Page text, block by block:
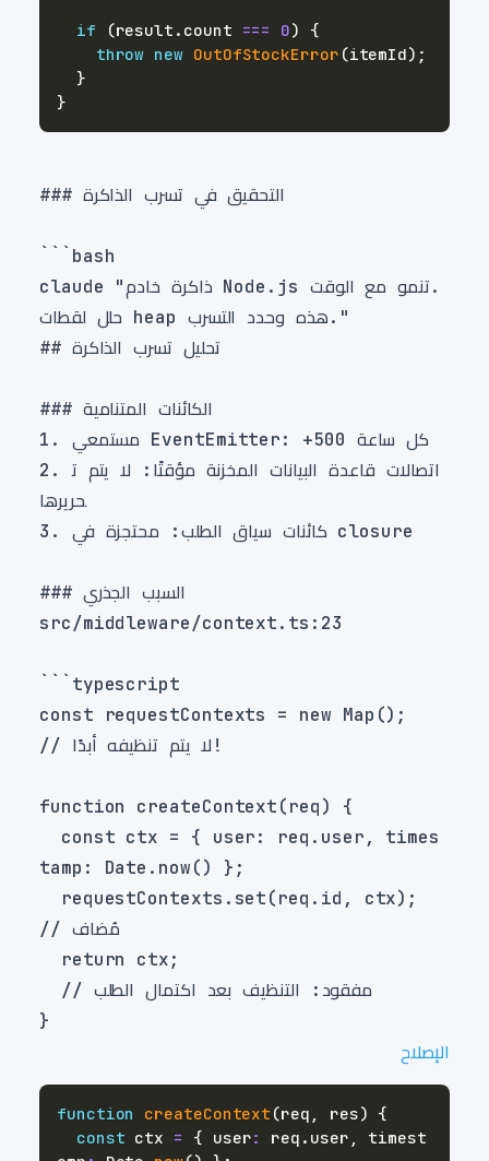
if (result . count === 0)
{
throw new OutOfStockError (itemId) ;
}
}
2. اتصالات قاعدة البيانات المخزنة مؤقتًا: لا يتم ت
حريرها
const requestContexts = new Map();
الإصلاح
function createContext (req , res) {
const ctx = { user: req . user ,
timest